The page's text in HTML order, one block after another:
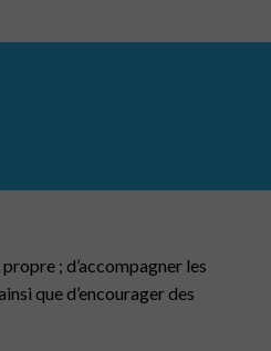
; d’accompagner les
que d’encourager des